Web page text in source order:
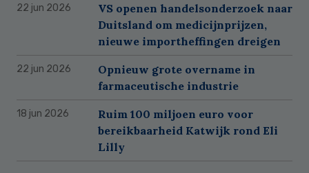
22 jun 2026
VS openen handelsonderzoek naar
Duitsland om medicijnprijzen,
nieuwe importheffingen dreigen
22 jun 2026
Opnieuw grote overname in
farmaceutische industrie
18 jun 2026
Ruim 100 miljoen euro voor
bereikbaarheid Katwijk rond Eli
Lilly